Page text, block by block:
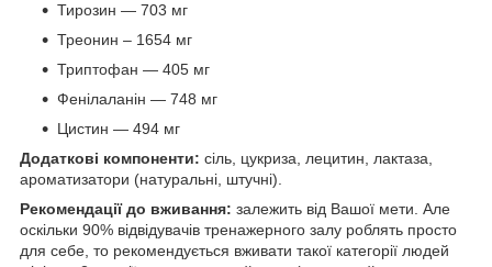
Тирозин — 703 мг
Треонин – 1654 мг
Триптофан — 405 мг
Фенілаланін — 748 мг
Цистин — 494 мг
Додаткові компоненти: сіль, цукриза, лецитин, лактаза,
ароматизатори (натуральні, штучні).
Рекомендації до вживання: залежить від Вашої мети. Але
оскільки 90% відвідувачів тренажерного залу роблять просто
для себе, то рекомендується вживати такої категорії людей